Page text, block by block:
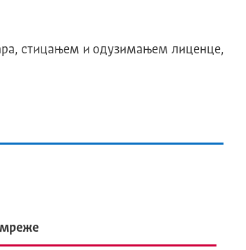
стицањем и одузимањем лиценце,